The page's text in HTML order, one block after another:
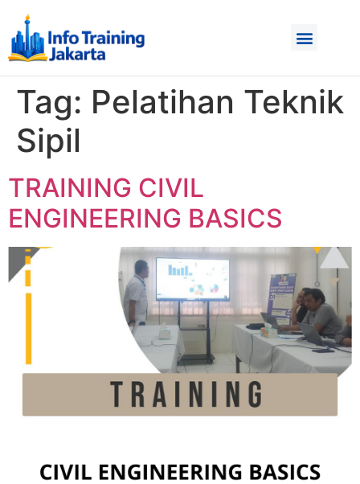
Tag: Pelatihan Teknik
Sipil
TRAINING CIVIL
ENGINEERING BASICS